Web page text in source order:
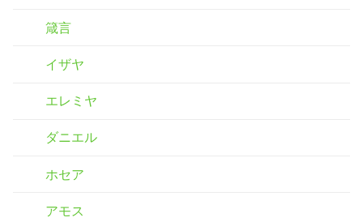
箴言
イザヤ
エレミヤ
ダニエル
ホセア
アモス